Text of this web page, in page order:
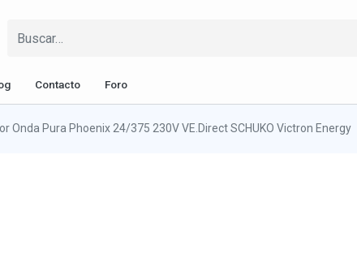
Contacto Foro
Onda Pura Phoenix 24/375 230V VE.Direct SCHUKO Victron Energy